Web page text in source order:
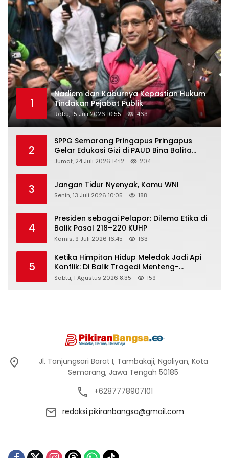
1
Nadiem dan Kaburnya Kepastian Hukum
Tindakan Pejabat Publik
Rabu, 15 Juli 2026 10:55 463
2
SPPG Semarang Pringapus Pringapus
Gelar Edukasi Gizi di PAUD Bina Balita
Peringati Hari Anak Nasional 2026
Jumat, 24 Juli 2026 14:12 204
3 Jangan Tidur Nyenyak, Kamu WNI
Senin, 13 Juli 2026 10:05 188
4
Presiden sebagai Pelapor: Dilema Etika di
Balik Pasal 218–220 KUHP
Kamis, 9 Juli 2026 16:45 163
5
Ketika Himpitan Hidup Meledak Jadi Api
Konflik: Di Balik Tragedi Menteng-
Matraman Hingga Maling Ayam di Bali
Sabtu, 1 Agustus 2026 8:35 159
Jl. Tanjungsari Barat I, Tambakaji, Ngaliyan, Kota
Semarang, Jawa Tengah 50185
+6287778907101
redaksi.pikiranbangsa@gmail.com